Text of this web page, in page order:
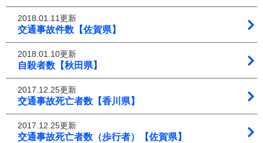
2018.01.11更新
交通事故件数【佐賀県】
2018.01.10更新
自殺者数【秋田県】
2017.12.25更新
交通事故死亡者数【香川県】
2017.12.25更新
交通事故死亡者数（歩行者）【佐賀県】